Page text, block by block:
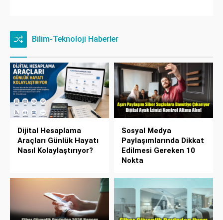
Bilim-Teknoloji Haberler
Dijital Hesaplama
Araçları Günlük Hayatı
Nasıl Kolaylaştırıyor?
Sosyal Medya
Paylaşımlarında Dikkat
Edilmesi Gereken 10
Nokta